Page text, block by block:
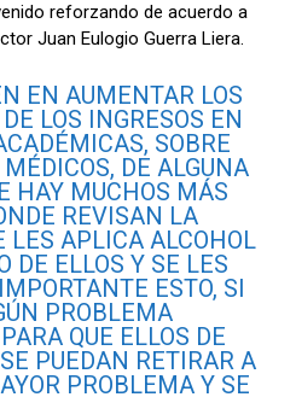
reforzando de acuerdo a
Juan Eulogio Guerra Liera.
EN AUMENTAR LOS
LOS INGRESOS EN
SOBRE
DE ALGUNA
HAY MUCHOS MÁS
REVISAN LA
LES APLICA ALCOHOL
DE ELLOS Y SE LES
ESTO, SI
PROBLEMA
QUE ELLOS DE
PUEDAN RETIRAR A
PROBLEMA Y SE